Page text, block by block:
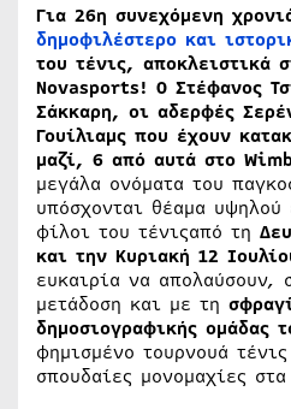
Για 26η συνεχόμενη
δημοφιλέστερο και
του τένις, αποκλειστικά
Novasports! Ο Στέφανος
Σάκκαρη, οι αδερφές
Γουίλιαμς που έχουν
μαζί, 6 από αυτά στο
μεγάλα ονόματα του
υπόσχονται θέαμα
φίλοι του τένιςαπό τη
και την Κυριακή 12
ευκαιρία να απολαύσουν,
μετάδοση και με τη
δημοσιογραφικής ομάδας
φημισμένο τουρνουά τένις
σπουδαίες μονομαχίες